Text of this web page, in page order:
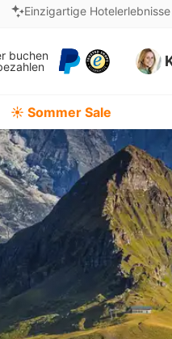
Einzigartige Hotelerlebnisse
buchen
☀️ Sommer Sale